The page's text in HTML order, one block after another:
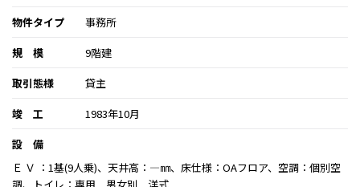
物件タイプ
事務所
規 模
9階建
取引態様
貸主
竣 工
1983年10月
設 備
Ｅ Ｖ ：1基(9人乗)、天井高：―㎜、床仕様：OAフロア、空調：個別空